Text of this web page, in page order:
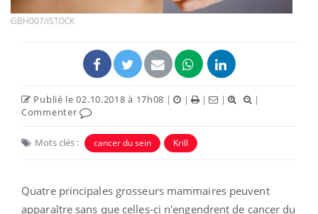
GBH007/ISTOCK
Publié le 02.10.2018 à 17h08 | | | |
|
Commenter
Mots clés : cancer du sein Krill
Quatre principales grosseurs mammaires peuvent
apparaître sans que celles-ci n'engendrent de cancer du